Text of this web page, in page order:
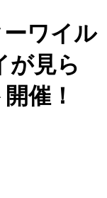
ーワイル
が見ら
催！